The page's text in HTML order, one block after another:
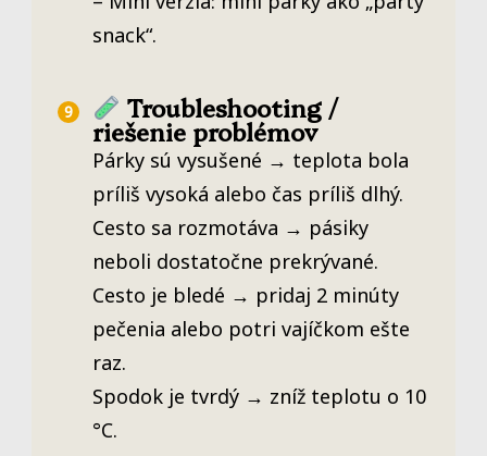
snack“.
Troubleshooting /
riešenie problémov
Párky sú vysušené → teplota bola
príliš vysoká alebo čas príliš dlhý.
Cesto sa rozmotáva → pásiky
neboli dostatočne prekrývané.
Cesto je bledé → pridaj 2 minúty
pečenia alebo potri vajíčkom ešte
raz.
Spodok je tvrdý → zníž teplotu o 10
°C.